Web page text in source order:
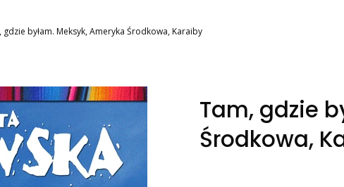
gdzie byłam. Meksyk, Ameryka Środkowa, Karaiby
Tam, gdzie
Środkowa,